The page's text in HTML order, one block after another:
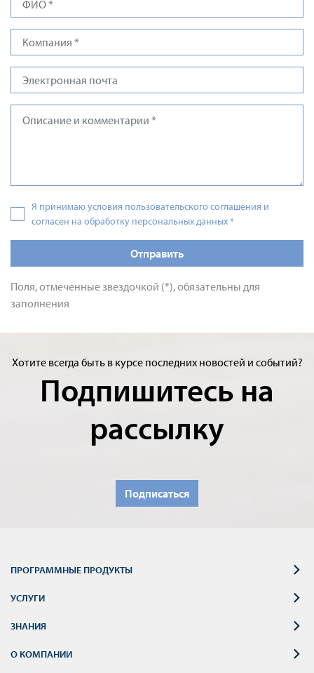
Я принимаю условия пользовательского соглашения и
согласен на обработку персональных данных*
Отправить
Поля, отмеченные звездочкой (*), обязательны для
заполнения
Хотите всегда быть в курсе последних новостей и событий?
Подпишитесь на
рассылку
Подписаться
ПРОГРАММНЫЕ ПРОДУКТЫ
УСЛУГИ
ЗНАНИЯ
О КОМПАНИИ